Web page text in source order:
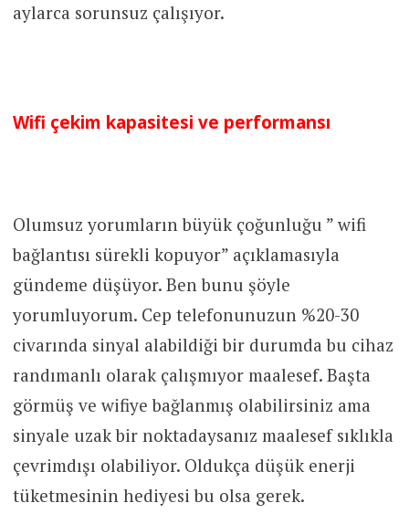
aylarca sorunsuz çalışıyor.
Wifi çekim kapasitesi ve performansı
Olumsuz yorumların büyük çoğunluğu ” wifi
bağlantısı sürekli kopuyor” açıklamasıyla
gündeme düşüyor. Ben bunu şöyle
yorumluyorum. Cep telefonunuzun %20-30
civarında sinyal alabildiği bir durumda bu cihaz
randımanlı olarak çalışmıyor maalesef. Başta
görmüş ve wifiye bağlanmış olabilirsiniz ama
sinyale uzak bir noktadaysanız maalesef sıklıkla
çevrimdışı olabiliyor. Oldukça düşük enerji
tüketmesinin hediyesi bu olsa gerek.